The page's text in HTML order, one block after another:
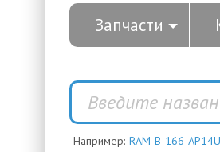
Запчасти
Например: RAM-B-166-